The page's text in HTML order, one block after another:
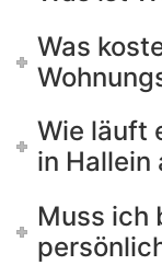
Was
Wie läuft
in Hallein
Muss ich